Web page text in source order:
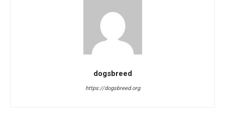
dogsbreed
https://dogsbreed.org